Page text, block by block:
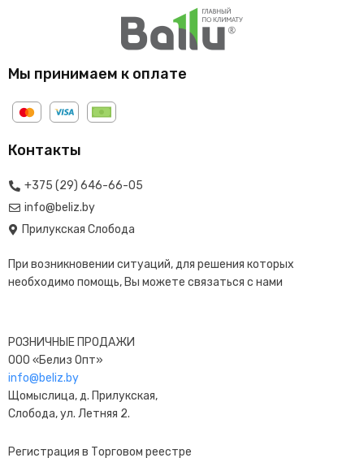
Мы принимаем к оплате
Контакты
+375 (29) 646-66-05
info@beliz.by
Прилукская Слобода
При возникновении ситуаций, для решения которых
необходимо помощь, Вы можете связаться с нами
РОЗНИЧНЫЕ ПРОДАЖИ
ООО «Белиз Опт»
info@beliz.by
Щомыслица, д. Прилукская,
Слобода, ул. Летняя 2.
Регистрация в Торговом реестре